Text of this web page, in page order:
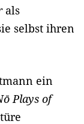
als
selbst ihren
ein
Plays of